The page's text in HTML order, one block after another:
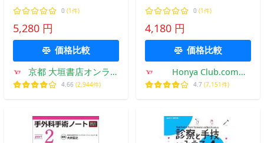
0 (1件)
5,280 円
価格比較
京都 大垣書店オンライ
ン
4.66 (2,944件)
0 (1件)
4,180 円
価格比較
Honya Club.com
Yahoo!店
4.7 (7,151件)